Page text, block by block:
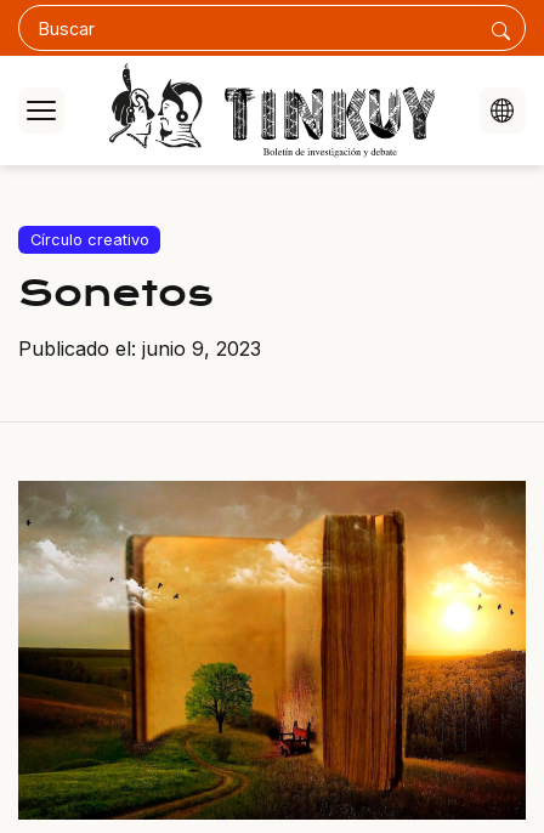
Círculo creativo
Sonetos
Publicado el: junio 9, 2023